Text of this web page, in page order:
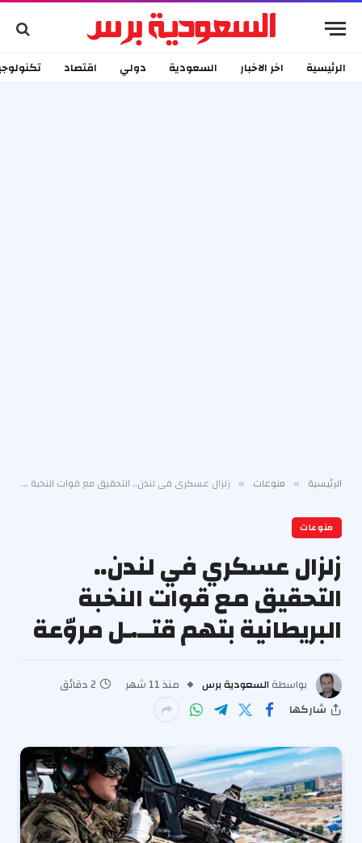
الرئيسية اخر الاخبار السعودية دولي اقتصاد
الرئيسية » منوعات » زلزال عسكري في لندن.. التحقيق مع قوات النخبة البريطانية بتهم قتــ.ـل مروّعة
منوعات
زلزال عسكري في لندن..
التحقيق مع قوات النخبة
البريطانية بتهم قتــ.ـل مروّعة
بواسطة السعودية برس منذ 11 شهر
2 دقائق
شاركها